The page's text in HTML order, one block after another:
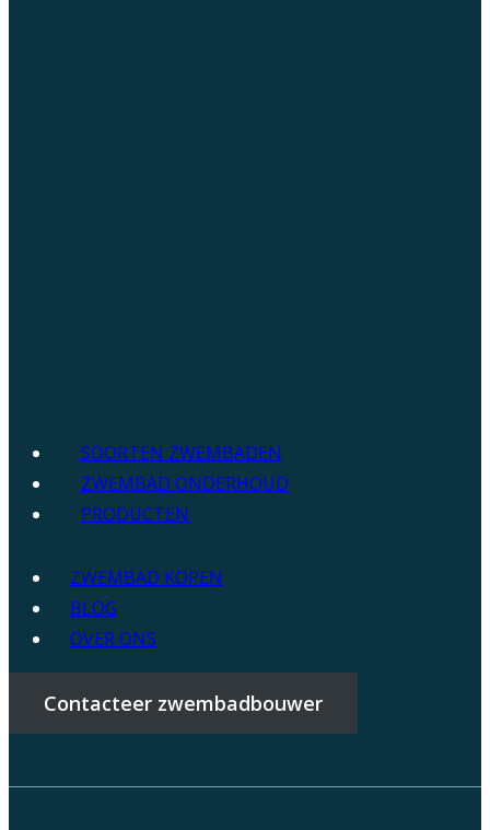
SOORTEN ZWEMBADEN
ZWEMBAD ONDERHOUD
PRODUCTEN
ZWEMBAD KOPEN
BLOG
OVER ONS
Contacteer zwembadbouwer